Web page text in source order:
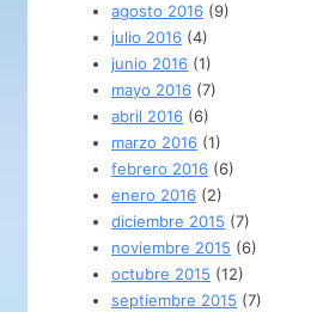
agosto 2016 (9)
julio 2016 (4)
junio 2016 (1)
mayo 2016 (7)
abril 2016 (6)
marzo 2016 (1)
febrero 2016 (6)
enero 2016 (2)
diciembre 2015 (7)
noviembre 2015 (6)
octubre 2015 (12)
septiembre 2015 (7)